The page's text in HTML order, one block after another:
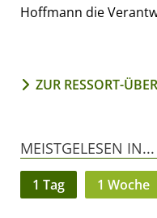
Hoffmann die
ZUR RESSORT-
MEISTGELESEN IN...
1 Tag 1 Woche